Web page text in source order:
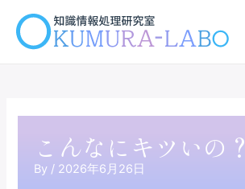
こんなにキツいの？
By / 2026年6月26日